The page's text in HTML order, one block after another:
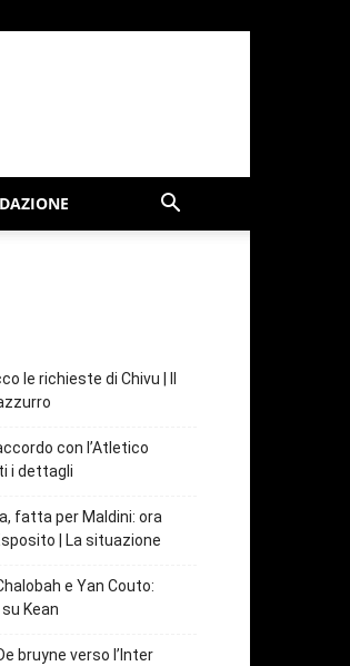
le richieste di Chivu | Il
con l’Atletico
i dettagli
fatta per Maldini: ora
| La situazione
e Yan Couto:
Kean
bruyne verso l’Inter